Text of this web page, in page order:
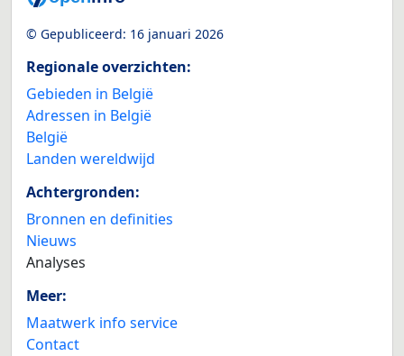
© Gepubliceerd: 16 januari 2026
Regionale overzichten:
Gebieden in België
Adressen in België
België
Landen wereldwijd
Achtergronden:
Bronnen en definities
Nieuws
Analyses
Meer:
Maatwerk info service
Contact